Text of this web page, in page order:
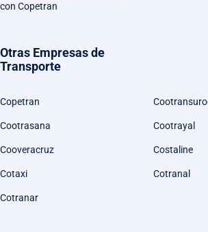
con Copetran
Otras Empresas de
Transporte
Copetran
Cootrasana Cootrayal
Cooveracruz Costaline
Cotaxi Cotranal
Cotranar